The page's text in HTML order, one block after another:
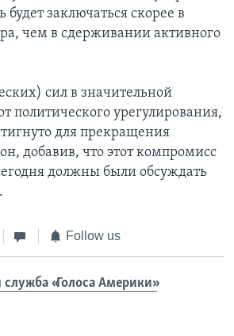
будет заключаться скорее в
чем в сдерживании активного
сил в значительной
политического урегулирования,
для прекращения
добавив, что этот компромисс
должны были обсуждать
Follow us
служба «Голоса Америки»